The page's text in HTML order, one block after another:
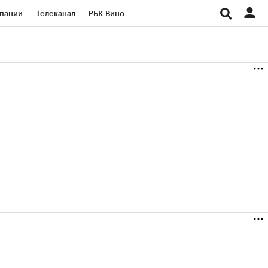
Телеканал РБК Вино